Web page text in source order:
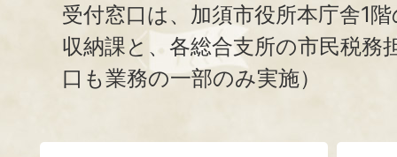
受付窓口は、加須市役所本庁舎1
収納課と、 各総合支所の市民税務
口も業務の一部のみ実施）